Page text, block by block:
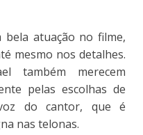
atuação no filme,
mesmo nos detalhes.
também merecem
pelas escolhas de
do cantor, que é
nas telonas.